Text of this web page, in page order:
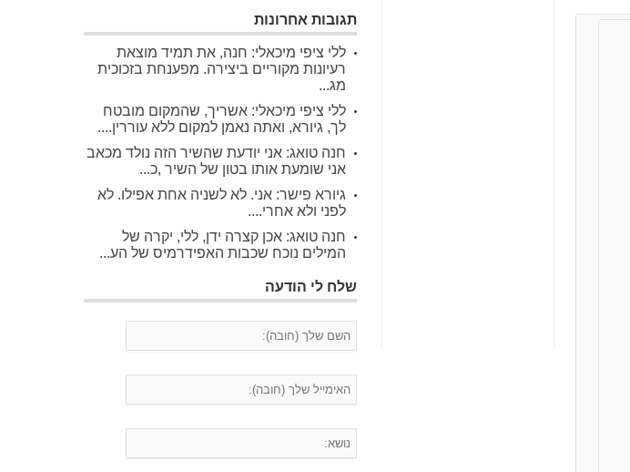
תגובות אחרונות
ללי ציפי מיכאלי: חנה, את תמיד מוצאת
רעיונות מקוריים ביצירה. מפענחת בזכוכית
מג...
ללי ציפי מיכאלי: אשריך, שהמקום מובטח
לך, גיורא, ואתה נאמן למקום ללא עוררין....
חנה טואג: אני יודעת שהשיר הזה נולד מכאב
אני שומעת אותו בטון של השיר ,כ...
גיורא פישר: אני. לא לשניה אחת אפילו. לא
לפני ולא אחרי....
חנה טואג: אכן קצרה ידן, ללי, יקרה של
המילים נוכח שכבות האפידרמיס של הע...
שלח לי הודעה